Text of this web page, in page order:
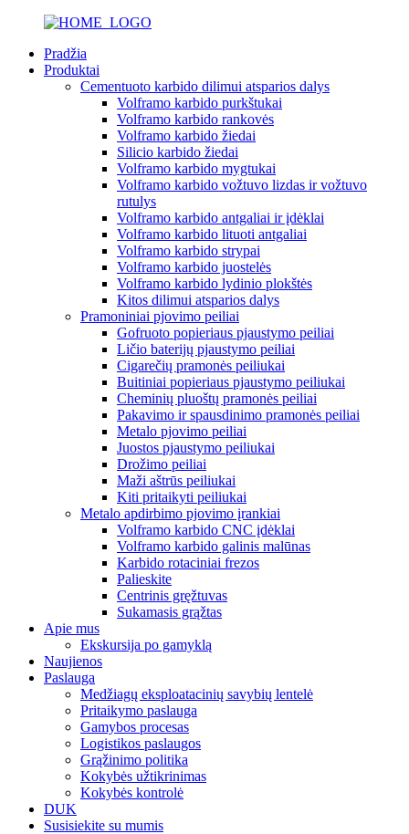
Pradžia
Produktai
Cementuoto karbido dilimui atsparios dalys
Volframo karbido purkštukai
Volframo karbido rankovės
Volframo karbido žiedai
Silicio karbido žiedai
Volframo karbido mygtukai
Volframo karbido vožtuvo lizdas ir vožtuvo
rutulys
Volframo karbido antgaliai ir įdėklai
Volframo karbido lituoti antgaliai
Volframo karbido strypai
Volframo karbido juostelės
Volframo karbido lydinio plokštės
Kitos dilimui atsparios dalys
Pramoniniai pjovimo peiliai
Gofruoto popieriaus pjaustymo peiliai
Ličio baterijų pjaustymo peiliai
Cigarečių pramonės peiliukai
Buitiniai popieriaus pjaustymo peiliukai
Cheminių pluoštų pramonės peiliai
Pakavimo ir spausdinimo pramonės peiliai
Metalo pjovimo peiliai
Juostos pjaustymo peiliukai
Drožimo peiliai
Maži aštrūs peiliukai
Kiti pritaikyti peiliukai
Metalo apdirbimo pjovimo įrankiai
Volframo karbido CNC įdėklai
Volframo karbido galinis malūnas
Karbido rotaciniai frezos
Palieskite
Centrinis gręžtuvas
Sukamasis grąžtas
Apie mus
Ekskursija po gamyklą
Naujienos
Paslauga
Medžiagų eksploatacinių savybių lentelė
Pritaikymo paslauga
Gamybos procesas
Logistikos paslaugos
Grąžinimo politika
Kokybės užtikrinimas
Kokybės kontrolė
DUK
Susisiekite su mumis